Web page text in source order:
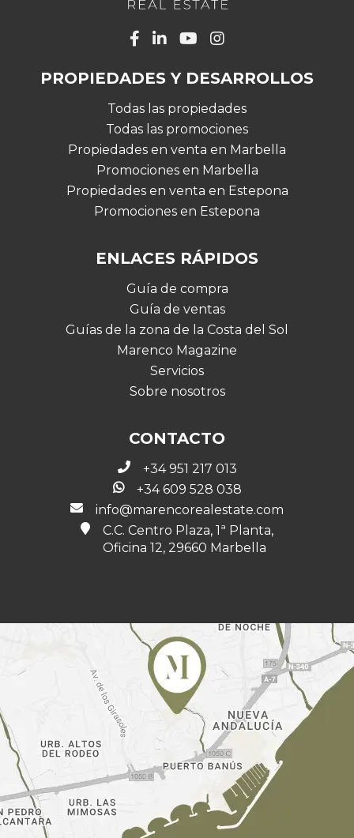
PROPIEDADES Y DESARROLLOS
Todas las propiedades
Todas las promociones
Propiedades en venta en Marbella
Promociones en Marbella
Propiedades en venta en Estepona
Promociones en Estepona
ENLACES RÁPIDOS
Guía de compra
Guía de ventas
Guías de la zona de la Costa del Sol
Marenco Magazine
Servicios
Sobre nosotros
CONTACTO
+34 951 217 013
+34 609 528 038
info@marencorealestate.com
C.C. Centro Plaza, 1ª Planta,
Oficina 12, 29660 Marbella